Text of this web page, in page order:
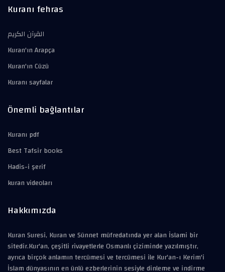
Kuranı fehras
القرآن الكريم
Kuran'ın Arapça
Kuran'ın Cüzü
Kuranı sayfalar
Önemli bağlantılar
Kuranı pdf
Best Tafsir books
Hadis-i şerif
kuran videoları
Hakkımızda
Kuran Suresi, Kuran ve Sünnet müfredatında yer alan İslami bir
sitedir.Kur'an, çeşitli rivayetlerle Osmanlı çiziminde yazılmıştır,
ayrıca birçok anlamın tercümesi ve tercümesi ile Kur'an-ı Kerim'i
İslam dünyasının en ünlü ezberlerinin sesiyle dinleme ve indirme